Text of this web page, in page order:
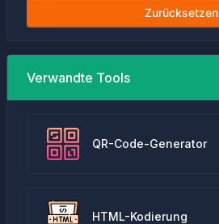
Zurücksetzen
Verwandte Tools
QR-Code-Generator
HTML-Kodierung